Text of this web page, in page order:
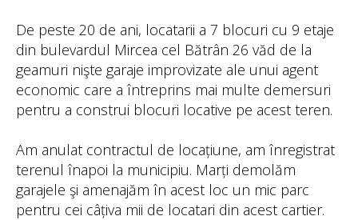
De peste 20 de ani, locatarii a 7 blocuri cu 9 etaje
din bulevardul Mircea cel Bătrân 26 văd de la
geamuri nişte garaje improvizate ale unui agent
economic care a întreprins mai multe demersuri
pentru a construi blocuri locative pe acest teren.
Am anulat contractul de locațiune, am înregistrat
terenul înapoi la municipiu. Marți demolăm
garajele şi amenajăm în acest loc un mic parc
pentru cei câțiva mii de locatari din acest cartier.